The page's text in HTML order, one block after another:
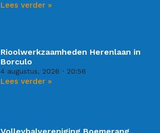
Lees verder »
Rioolwerkzaamheden Herenlaan in
Borculo
4 augustus, 2026 20:56
Lees verder »